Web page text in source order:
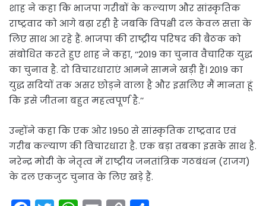
शाह ने कहा कि भाजपा गरीबों के कल्याण और सांस्कृतिक
राष्ट्रवाद को आगे बढ़ा रही है जबकि विपक्षी दल केवल सत्ता के
लिए साथ आ रहे हैं. भाजपा की राष्ट्रीय परिषद की बैठक को
संबोधित करते हुए शाह ने कहा, ‘‘2019 का चुनाव वैचारिक युद्ध
का चुनाव है. दो विचारधाराएं आमने सामने खड़ी हैं। 2019 का
युद्ध सदियों तक असर छोड़ने वाला है और इसलिए मैं मानता हूं
कि इसे जीतना बहुत महत्वपूर्ण है.’’
उन्होंने कहा कि एक ओर 1950 से सांस्कृतिक राष्ट्रवाद एवं
गरीब कल्याण की विचारधारा है. एक बड़ा तबका इसके साथ है.
नरेन्द्र मोदी के नेतृत्व में राष्ट्रीय जनतांत्रिक गठबंधन (राजग)
के दल एकजुट चुनाव के लिए खड़े हैं.